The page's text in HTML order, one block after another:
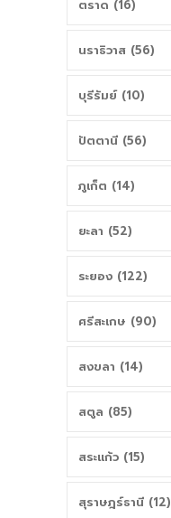
ตราด (16)
นราธิวาส (56)
บุรีรัมย์ (10)
ปัตตานี (56)
ภูเก็ต (14)
ยะลา (52)
ระยอง (122)
ศรีสะเกษ (90)
สงขลา (14)
สตูล (85)
สระแก้ว (15)
สุราษฎร์ธานี (12)